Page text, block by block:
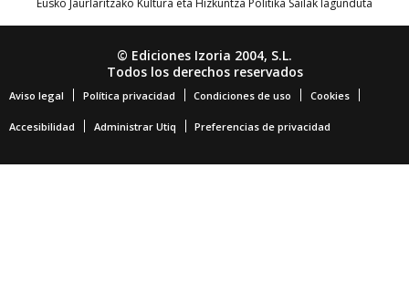
Eusko Jaurlaritzako Kultura eta Hizkuntza Politika Sailak lagunduta
© Ediciones Izoria 2004, S.L.
Todos los derechos reservados
Aviso legal Política privacidad Condiciones de uso Cookies
Accesibilidad Administrar Utiq Preferencias de privacidad